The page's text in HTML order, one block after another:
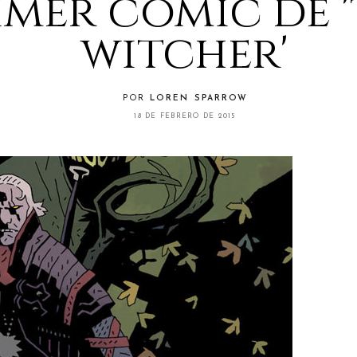
cómic de
witcher'
POR LOREN SPARROW
18 DE FEBRERO DE 2015